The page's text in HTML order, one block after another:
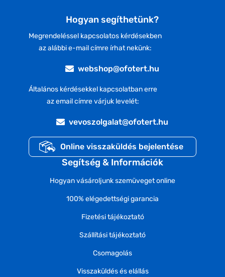
Hogyan segíthetünk?
Megrendeléssel kapcsolatos kérdésekben
az alábbi e-mail címre írhat nekünk:
webshop@ofotert.hu
Általános kérdésekkel kapcsolatban erre
az email címre várjuk levelét:
vevoszolgalat@ofotert.hu
Online visszaküldés bejelentése
Segítség & Információk
Hogyan vásároljunk szemüveget online
100% elégedettségi garancia
Fizetési tájékoztató
Szállítási tájékoztató
Csomagolás
Visszaküldés és elállás